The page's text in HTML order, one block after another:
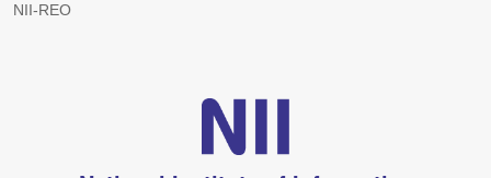
NII-REO